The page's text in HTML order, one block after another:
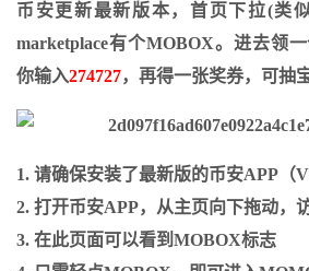
币安更新最新版本，首页下拉(类
marketplace有个MOBOX。进去领
你输入274727，再得一张奖券，可抽
1. 请确保安装了最新版的币安APP（
2. 打开币安APP，从主页向下拖动，
3. 在此页面可以看到MOBOX标志